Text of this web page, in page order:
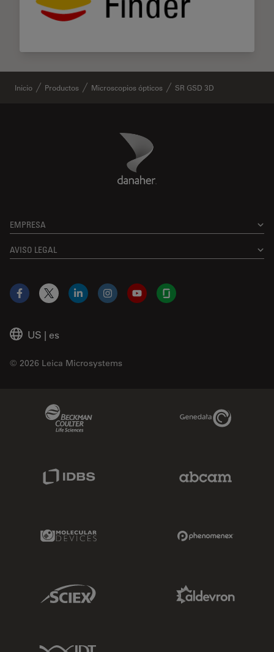
Inicio Productos Microscopios ópticos SR GSD 3D
Danaher Logo
EMPRESA
AVISO LEGAL
US | es
© 2026 Leica Microsystems
Facebook
X LinkedInInstagramYouTubeGlassdoor
Genedata Link
Molecular Devices Link
Sciex Link
IDT Link